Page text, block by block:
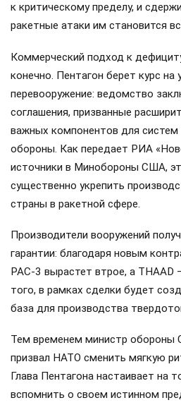
к критическому пределу, и
ракетные атаки им становится
Коммерческий подход к
конечно. Пентагон берет курс на
перевооружение: ведомство
соглашения, призванные
важных компонентов для систем
обороны. Как передает РИА
источники в Минобороны США,
существенно укрепить
страны в ракетной сфере.
Производители вооружений
гарантии: благодаря новым
PAC-3 вырастет втрое, а
того, в рамках сделки будет
база для производства
Тем временем министр
призвал НАТО сменить мягкую
Глава Пентагона настаивает на
вспомнить о своем истинном